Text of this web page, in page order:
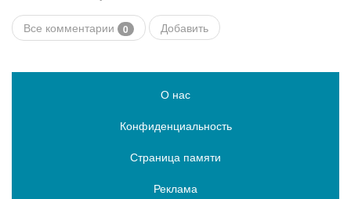
Все комментарии 0 Добавить
О нас
Конфиденциальность
Страница памяти
Реклама